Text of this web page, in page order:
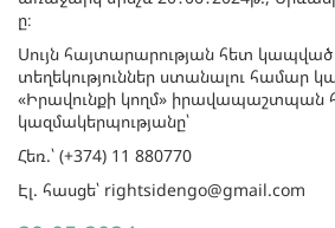
ը։
Սույն հայտարարության հետ կապված
տեղեկություններ ստանալու համար
«Իրավունքի կողմ»
կազմակերպությանը՝
Հեռ.՝ (+374) 11 880770
Էլ. հասցե՝ rightsidengo@gmail.com